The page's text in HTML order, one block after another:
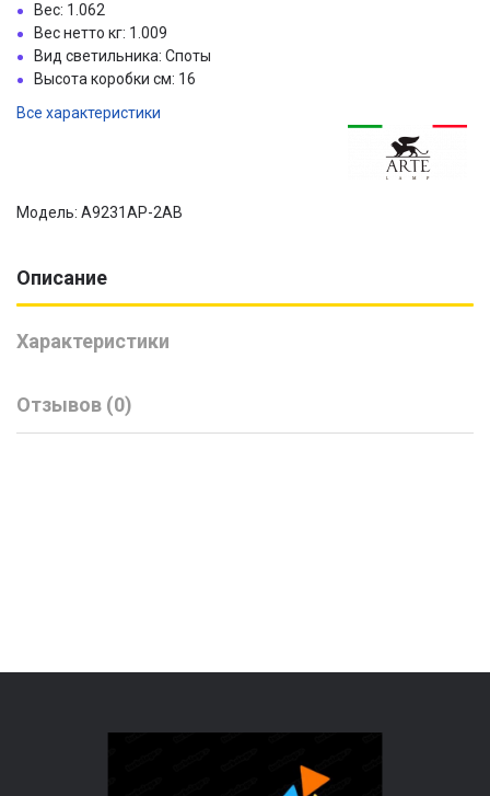
Вес: 1.062
Вес нетто кг: 1.009
Вид светильника: Споты
Высота коробки см: 16
Все характеристики
Модель: A9231AP-2AB
Описание
Характеристики
Отзывов (0)